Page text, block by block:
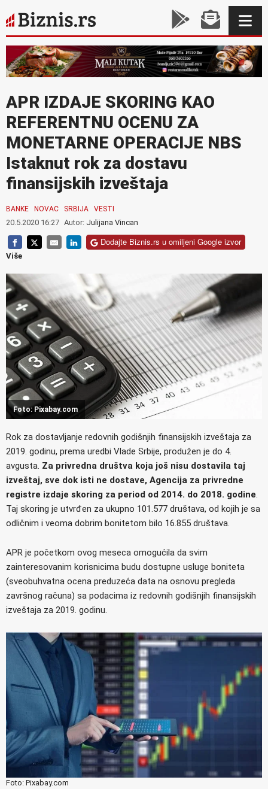
APR IZDAJE SKORING KAO
REFERENTNU OCENU ZA
MONETARNE OPERACIJE NBS
Istaknut rok za dostavu
finansijskih izveštaja
BANKE NOVAC SRBIJA VESTI
20.5.2020 16:27 Autor: Julijana Vincan
Dodajte Biznis.rs u omiljeni Google izvor
Više
Foto: Pixabay.com
Rok za dostavljanje redovnih godišnjih finansijskih izveštaja za
2019. godinu, prema uredbi Vlade Srbije, produžen je do 4.
avgusta. Za privredna društva koja još nisu dostavila taj
izveštaj, sve dok isti ne dostave, Agencija za privredne
registre izdaje skoring za period od 2014. do 2018. godine.
Taj skoring je utvrđen za ukupno 101.577 društava, od kojih je sa
odličnim i veoma dobrim bonitetom bilo 16.855 društava.
APR je početkom ovog meseca omogućila da svim
zainteresovanim korisnicima budu dostupne usluge boniteta
(sveobuhvatna ocena preduzeća data na osnovu pregleda
završnog računa) sa podacima iz redovnih godišnjih finansijskih
izveštaja za 2019. godinu.
Foto: Pixabay.com